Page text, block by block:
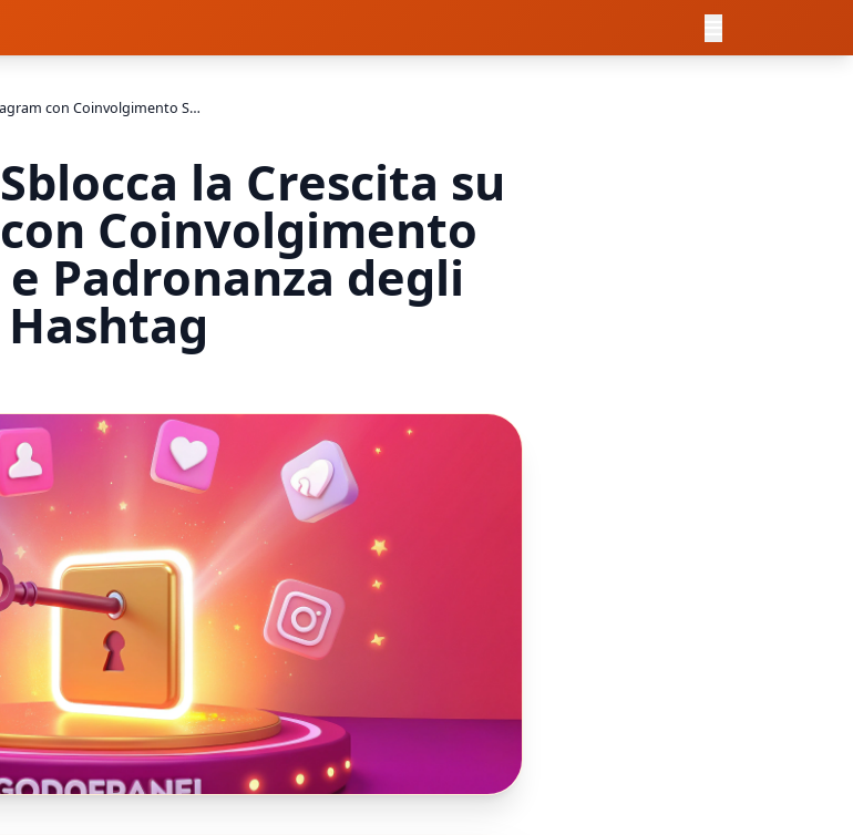
Italiano - it: Sblocca la Crescita su Instagram con Coinvolgimento Strategico e Padronanza degli Hashtag
la Crescita su
Coinvolgimento
Padronanza degli
Hashtag